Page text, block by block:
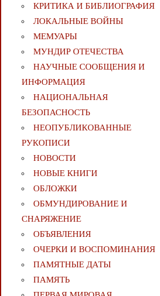
КРИТИКА И БИБЛИОГРАФИЯ
ЛОКАЛЬНЫЕ ВОЙНЫ
МЕМУАРЫ
МУНДИР ОТЕЧЕСТВА
НАУЧНЫЕ СООБЩЕНИЯ И
ИНФОРМАЦИЯ
НАЦИОНАЛЬНАЯ
БЕЗОПАСНОСТЬ
НЕОПУБЛИКОВАННЫЕ
РУКОПИСИ
НОВОСТИ
НОВЫЕ КНИГИ
ОБЛОЖКИ
ОБМУНДИРОВАНИЕ И
СНАРЯЖЕНИЕ
ОБЪЯВЛЕНИЯ
ОЧЕРКИ И ВОСПОМИНАНИЯ
ПАМЯТНЫЕ ДАТЫ
ПАМЯТЬ